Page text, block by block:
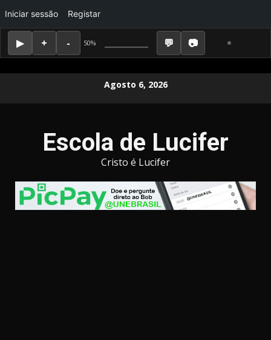
50%
Iniciar sessão Registar
Agosto 6, 2026
Escola de Lucifer
Cristo é Lucifer